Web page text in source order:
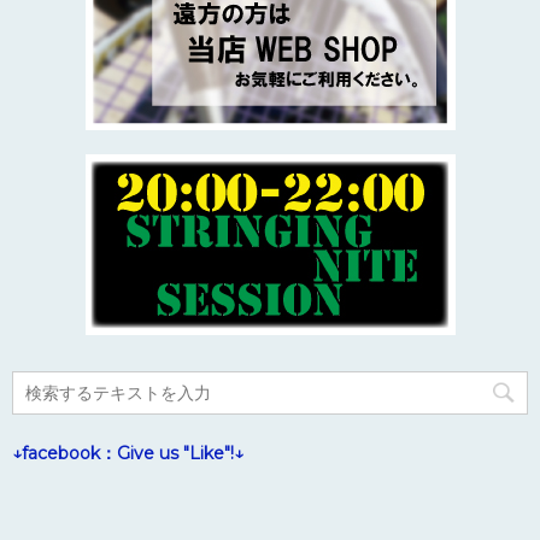
↓facebook：Give us "Like"!↓